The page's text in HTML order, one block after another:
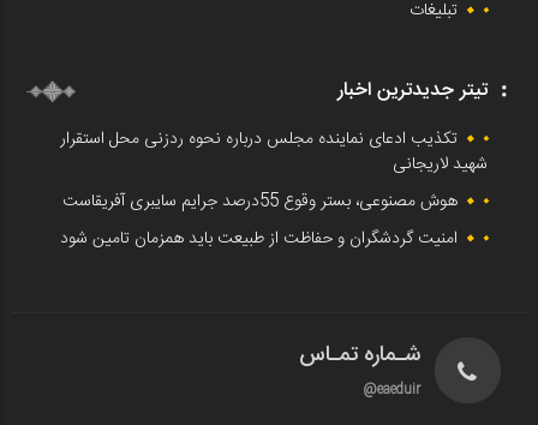
تبلیغات
تیتر جدیدترین اخبار
تکذیب ادعای نماینده مجلس درباره نحوه ردزنی محل استقرار
شهید لاریجانی
هوش مصنوعی، بستر وقوع 55درصد جرایم سایبری آفریقاست
امنیت گردشگران و حفاظت از طبیعت باید همزمان تامین شود
شـماره تمـاس
eaeduir@